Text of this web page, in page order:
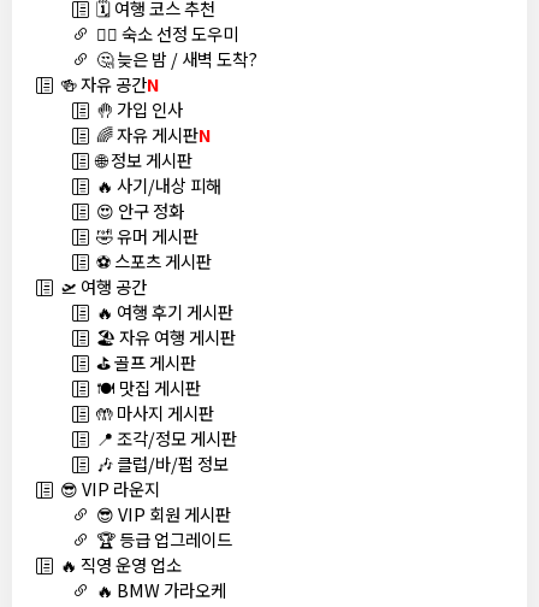
🗓️ 여행 코스 추천
🏊‍♀️ 숙소 선정 도우미
🤔 늦은 밤 / 새벽 도착?
🍻 자유 공간N
🤚 가입 인사
🌈 자유 게시판N
🌐 정보 게시판
🔥 사기/내상 피해
😍 안구 정화
🤣 유머 게시판
⚽ 스포츠 게시판
🛫 여행 공간
🔥 여행 후기 게시판
🏖️ 자유 여행 게시판
⛳ 골프 게시판
🍽️ 맛집 게시판
🤲 마사지 게시판
📍 조각/정모 게시판
🎶 클럽/바/펍 정보
😎 VIP 라운지
😎 VIP 회원 게시판
🏆 등급 업그레이드
🔥 직영 운영 업소
🔥 BMW 가라오케